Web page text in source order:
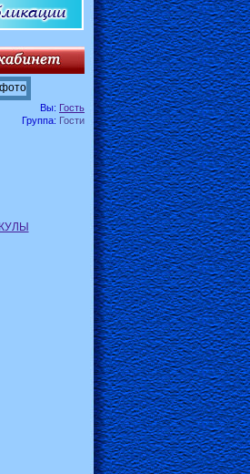
Вы: Гость
Группа: Гости